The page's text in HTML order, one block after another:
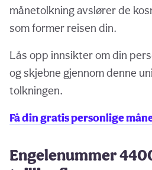
månetolkning avslører de
som former reisen din.
Lås opp innsikter om din
og skjebne gjennom denne
tolkningen.
Få din gratis personlige
Engelenummer